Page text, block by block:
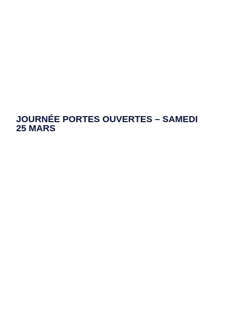
JOURNÉE PORTES OUVERTES – SAMEDI
25 MARS